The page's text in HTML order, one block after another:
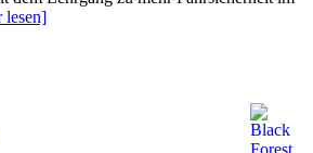
lesen]